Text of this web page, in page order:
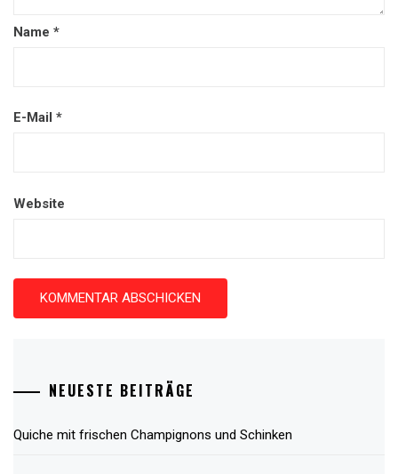
Name *
E-Mail *
Website
NEUESTE BEITRÄGE
Quiche mit frischen Champignons und Schinken